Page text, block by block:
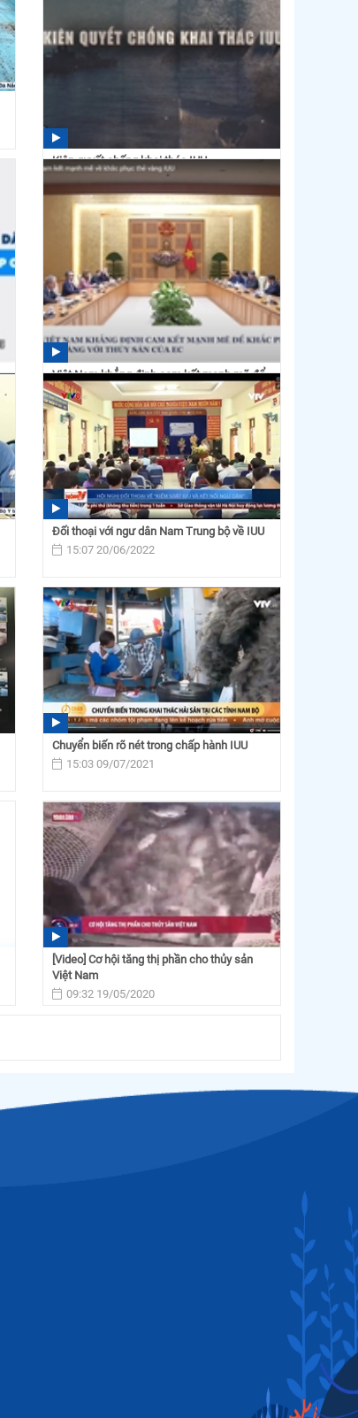
Kiên quyết chống khai thác IUU
Việt Nam khẳng định cam kết mạnh mẽ để
khắc phục thẻ vàng...
11:03 02/11/2022
Đối thoại với ngư dân Nam Trung bộ về IUU
15:07 20/06/2022
Chuyển biến rõ nét trong chấp hành IUU
15:03 09/07/2021
[Video] Cơ hội tăng thị phần cho thủy sản
Việt Nam
09:32 19/05/2020